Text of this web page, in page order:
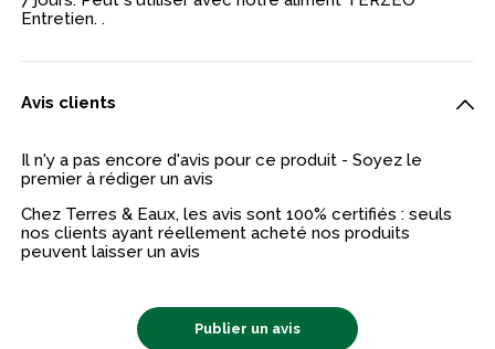
Entretien. .
Avis clients
Il n'y a pas encore d'avis pour ce produit - Soyez le
premier à rédiger un avis
Chez Terres & Eaux, les avis sont 100% certifiés : seuls
nos clients ayant réellement acheté nos produits
peuvent laisser un avis
Publier un avis